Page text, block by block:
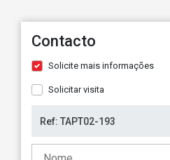
Contacto
Solicite mais informações
Solicitar visita